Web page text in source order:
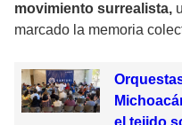
movimiento surrealista,
marcado la memoria